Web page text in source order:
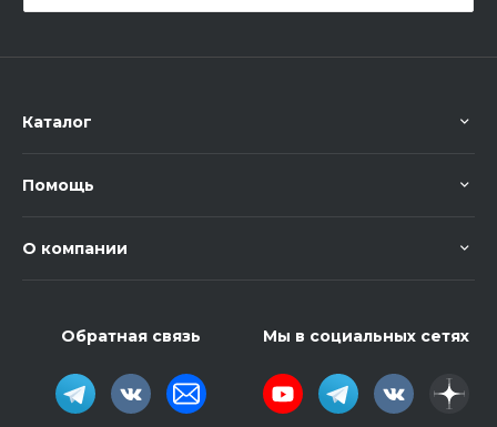
Каталог
Помощь
О компании
Обратная связь Мы в социальных сетях